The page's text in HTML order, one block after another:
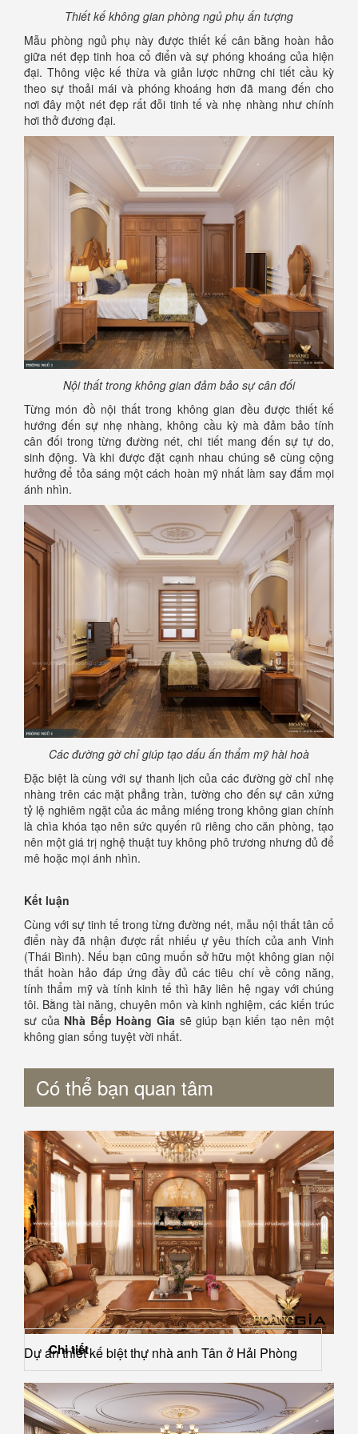
Thiết kế không gian phòng ngủ phụ ấn tượng
Mẫu phòng ngủ phụ này được thiết kế cân bằng hoàn hảo
giữa nét đẹp tinh hoa cổ điển và sự phóng khoáng của hiện
đại. Thông việc kế thừa và giản lược những chi tiết cầu kỳ
theo sự thoải mái và phóng khoáng hơn đã mang đến cho
nơi đây một nét đẹp rất đỗi tinh tế và nhẹ nhàng như chính
hơi thở đương đại.
Nội thất trong không gian đảm bảo sự cân đối
Từng món đồ nội thất trong không gian đều được thiết kế
hướng đến sự nhẹ nhàng, không cầu kỳ mà đảm bảo tính
cân đối trong từng đường nét, chi tiết mang đến sự tự do,
sinh động. Và khi được đặt cạnh nhau chúng sẽ cùng cộng
hưởng để tỏa sáng một cách hoàn mỹ nhất làm say đắm mọi
ánh nhìn.
Các đường gờ chỉ giúp tạo dấu ấn thẩm mỹ hài hoà
Đặc biệt là cùng với sự thanh lịch của các đường gờ chỉ nhẹ
nhàng trên các mặt phẳng trần, tường cho đến sự cân xứng
tỷ lệ nghiêm ngặt của ác mảng miếng trong không gian chính
là chìa khóa tạo nên sức quyến rũ riêng cho căn phòng, tạo
nên một giá trị nghệ thuật tuy không phô trương nhưng đủ để
mê hoặc mọi ánh nhìn.
Kết luận
Cùng với sự tinh tế trong từng đường nét, mẫu nội thất tân cổ
điển này đã nhận được rất nhiếu ự yêu thích của anh Vinh
(Thái Bình). Nếu bạn cũng muốn sở hữu một không gian nội
thất hoàn hảo đáp ứng đầy đủ các tiêu chí về công năng,
tính thẩm mỹ và tính kinh tế thì hãy liên hệ ngay với chúng
tôi. Bằng tài năng, chuyên môn và kinh nghiệm, các kiến trúc
sư của Nhà Bếp Hoàng Gia sẽ giúp bạn kiến tạo nên một
không gian sống tuyệt vời nhất.
Có thể bạn quan tâm
Dự án thiết kế biệt thự nhà anh Tân ở Hải Phòng
Chi tiết